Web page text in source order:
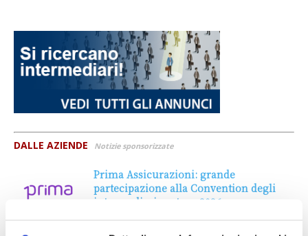
DALLE AZIENDE Notizie sponsorizzate
Prima Assicurazioni: grande
partecipazione alla Convention degli
intermediari partner 2026